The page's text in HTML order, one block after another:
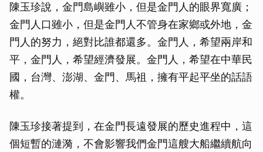
陳玉珍說，金門島嶼雖小，但是金門人的眼界寬廣；
金門人口雖小，但是金門人不管身在家鄉或外地，金
門人的努力，絕對比誰都還多。金門人，希望兩岸和
平，金門人，希望經濟發展。金門人，希望在中華民
國，台灣、澎湖、金門、馬祖，擁有平起平坐的話語
權。
陳玉珍接著提到，在金門長遠發展的歷史進程中，這
個短暫的漣漪，不會影響我們金門這艘大船繼續航向